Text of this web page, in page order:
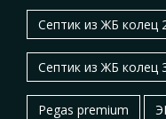
Септик из ЖБ колец
Септик из ЖБ колец
Pegas premium